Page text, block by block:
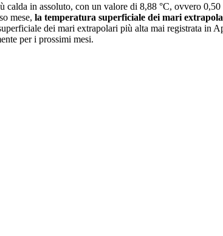
calda in assoluto, con un valore di 8,88 °C, ovvero
mese, la temperatura superficiale dei mari
dei mari extrapolari più alta mai registrata in
per i prossimi mesi.